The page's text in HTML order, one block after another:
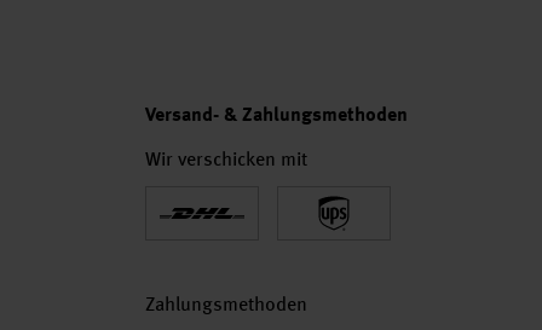
Versand- & Zahlungsmethoden
Wir verschicken mit
Zahlungsmethoden